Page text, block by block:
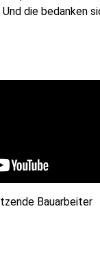
die bedanken
Bauarbeiter